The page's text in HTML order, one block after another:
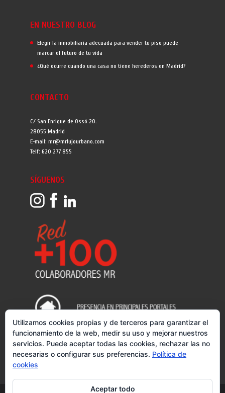
EN NUESTRO BLOG
Elegir la inmobiliaria adecuada para vender tu piso puede
marcar el futuro de tu vida
¿Qué ocurre cuando una casa no tiene herederos en Madrid?
CONTACTO
C/ San Enrique de Ossó 20.
28055 Madrid
E-mail: mr@mrlujourbano.com
Telf: 620 277 855
SÍGUENOS
Utilizamos cookies propias y de terceros para garantizar el
funcionamiento de la web, medir su uso y mejorar nuestros
servicios. Puede aceptar todas las cookies, rechazar las no
necesarias o configurar sus preferencias. Política de
cookies
Aceptar todo